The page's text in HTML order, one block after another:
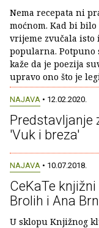
Nema recepata ni
moćnom. Kad bi
vrijeme zvučala isto
popularna.
kaže da je poezija
upravo ono što je
NAJAVA • 12.02.2020.
Predstavljanje
'Vuk i breza'
NAJAVA • 10.07.2018.
CeKaTe
Brolih i Ana
U sklopu Knjižnog